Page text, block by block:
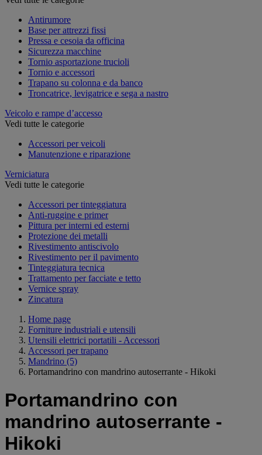
Antirumore
Base per attrezzi fissi
Pressa e cesoia da officina
Sicurezza macchine
Tornio asportazione trucioli
Tornio e accessori
Trapano su colonna e da banco
Troncatrice, levigatrice e sega a nastro
Veicolo e rampe d’accesso
Vedi tutte le categorie
Accessori per veicoli
Manutenzione e riparazione
Verniciatura
Vedi tutte le categorie
Accessori per tinteggiatura
Anti-ruggine e primer
Pittura per interni ed esterni
Protezione dei metalli
Rivestimento antiscivolo
Rivestimento per il pavimento
Tinteggiatura tecnica
Trattamento per facciate e tetto
Vernice spray
Zincatura
Home page
Forniture industriali e utensili
Utensili elettrici portatili - Accessori
Accessori per trapano
Mandrino (5)
Portamandrino con mandrino autoserrante - Hikoki
Portamandrino con
mandrino autoserrante -
Hikoki